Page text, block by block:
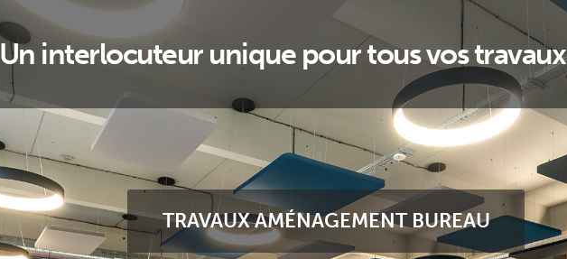
Un interlocuteur unique pour tous vos travaux
TRAVAUX AMÉNAGEMENT BUREAU